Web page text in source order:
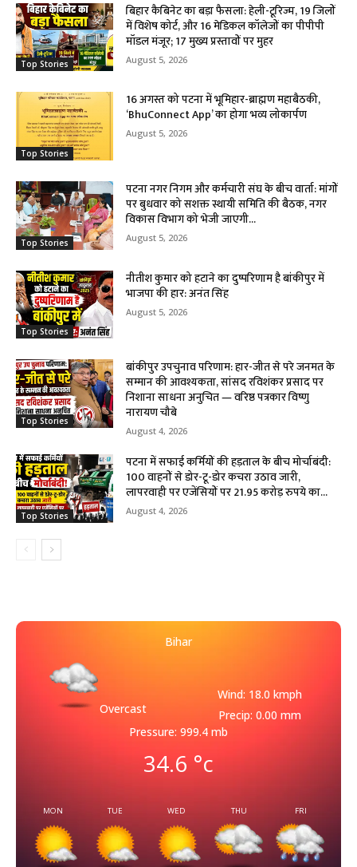
Top Stories
बिहार कैबिनेट का बड़ा फैसला: हेली-टूरिज्म, 19 जिलों
में विशेष कोर्ट, और 16 मेडिकल कॉलेजों का पीपीपी
मॉडल मंजूर; 17 मुख्य प्रस्तावों पर मुहर
August 5, 2026
Top Stories
16 अगस्त को पटना में भूमिहार-ब्राह्मण महाबैठकी,
‘BhuConnect App’ का होगा भव्य लोकार्पण
August 5, 2026
Top Stories
पटना नगर निगम और कर्मचारी संघ के बीच वार्ता: मांगों
पर बुधवार को सशक्त स्थायी समिति की बैठक, नगर
विकास विभाग को भेजी जाएगी...
August 5, 2026
Top Stories
नीतीश कुमार को हटाने का दुष्परिणाम है बांकीपुर में
भाजपा की हार: अनंत सिंह
August 5, 2026
Top Stories
बांकीपुर उपचुनाव परिणाम: हार-जीत से परे जनमत के
सम्मान की आवश्यकता, सांसद रविशंकर प्रसाद पर
निशाना साधना अनुचित — वरिष्ठ पत्रकार विष्णु
नारायण चौबे
August 4, 2026
Top Stories
पटना में सफाई कर्मियों की हड़ताल के बीच मोर्चाबंदी:
100 वाहनों से डोर-टू-डोर कचरा उठाव जारी,
लापरवाही पर एजेंसियों पर 21.95 करोड़ रुपये का...
August 4, 2026
Bihar
Overcast
Wind: 18.0 kmph
Precip: 0.00 mm
Pressure: 999.4 mb
34.6 °c
MON TUE WED THU FRI